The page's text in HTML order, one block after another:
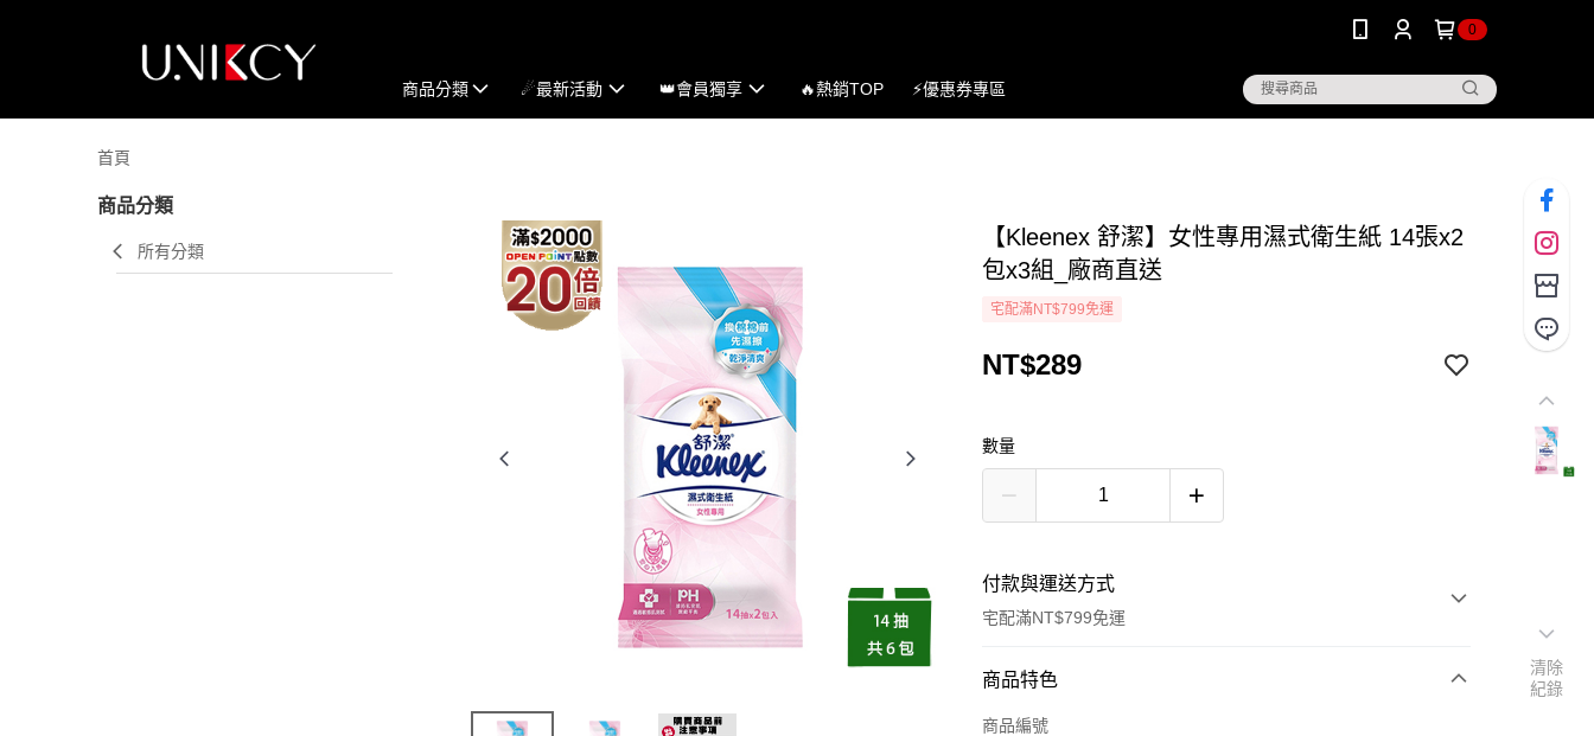
0
商品分類 ☄最新活動 👑會員獨享 🔥熱銷TOP ⚡優惠券專區
首頁
商品分類
所有分類
【Kleenex 舒潔】女性專用濕式衛生紙 14張x2
包x3組_廠商直送
宅配滿NT$799免運
NT$289
數量
付款與運送方式
宅配滿NT$799免運
付款方式
icash Pay
商品特色
商品編號
清除
紀錄